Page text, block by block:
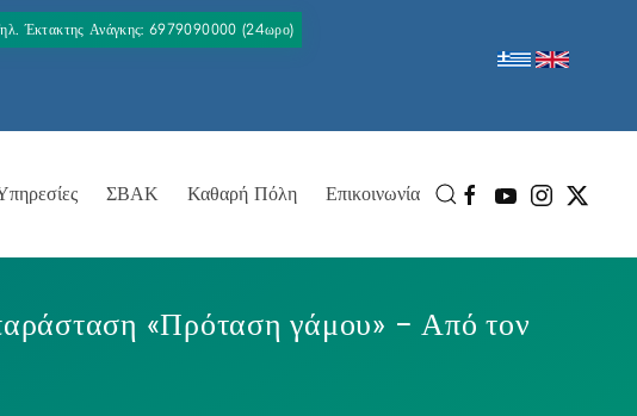
Έκτακτης Ανάγκης: 6979090000 (24ωρο)
ΣΒΑΚ Καθαρή Πόλη Επικοινωνία
«Πρόταση γάμου» – Από τον